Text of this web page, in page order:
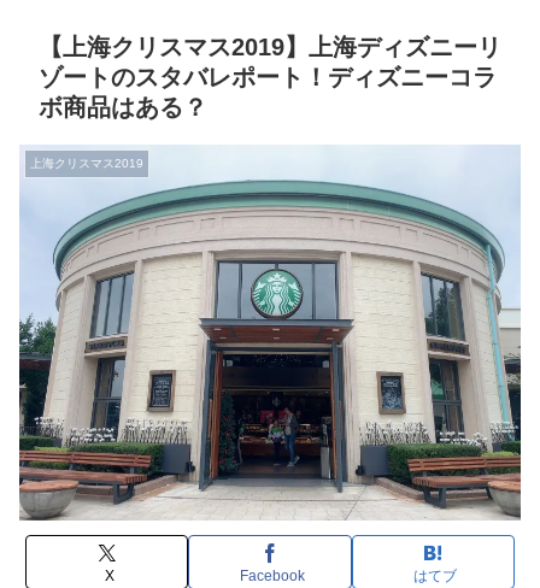
【上海クリスマス2019】上海ディズニーリ
ゾートのスタバレポート！ディズニーコラ
ボ商品はある？
上海クリスマス2019
X Facebook はてブ